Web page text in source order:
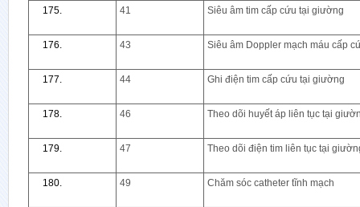
41 Siêu âm tim cấp cứu tại giường
43 Siêu âm Doppler mạch máu cấp
44 Ghi điện tim cấp cứu tại giường
46 Theo dõi huyết áp liên tục tại
47 Theo dõi điện tim liên tục tại
49 Chăm sóc catheter tĩnh mạch